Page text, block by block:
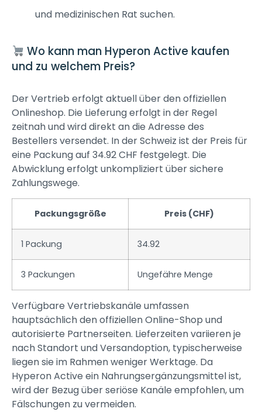
und medizinischen Rat suchen.
Wo kann man Hyperon Active kaufen
und zu welchem Preis?
Der Vertrieb erfolgt aktuell über den offiziellen
Onlineshop. Die Lieferung erfolgt in der Regel
zeitnah und wird direkt an die Adresse des
Bestellers versendet. In der Schweiz ist der Preis für
eine Packung auf 34.92 CHF festgelegt. Die
Abwicklung erfolgt unkompliziert über sichere
Zahlungswege.
Packungsgröße Preis (CHF)
1 Packung 34.92
3 Packungen Ungefähre Menge
Verfügbare Vertriebskanäle umfassen
hauptsächlich den offiziellen Online-Shop und
autorisierte Partnerseiten. Lieferzeiten variieren je
nach Standort und Versandoption, typischerweise
liegen sie im Rahmen weniger Werktage. Da
Hyperon Active ein Nahrungsergänzungsmittel ist,
wird der Bezug über seriöse Kanäle empfohlen, um
Fälschungen zu vermeiden.